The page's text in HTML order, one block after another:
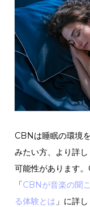
CBNは睡眠の環境
みたい方、より詳
可能性があります
「CBNが音楽の聞
る体験とは 」に詳